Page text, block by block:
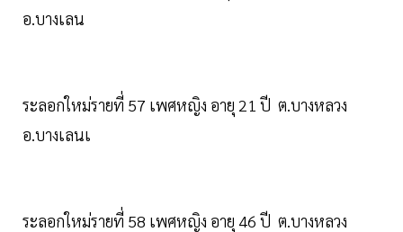
อ.บางเลน
ระลอกใหม่รายที่ 57 เพศหญิง อายุ 21 ปี ต.บางหลวง
อ.บางเลนเ
ระลอกใหม่รายที่ 58 เพศหญิง อายุ 46 ปี ต.บางหลวง